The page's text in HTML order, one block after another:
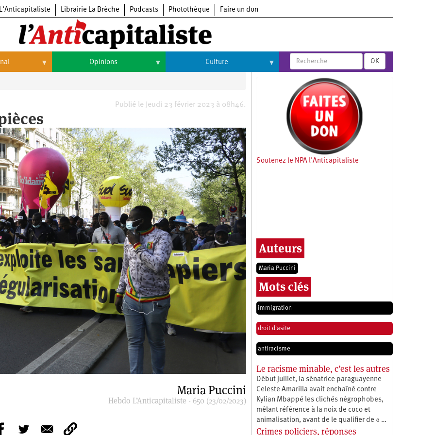
L’Anticapitaliste Librairie La Brèche Podcasts Photothèque Faire un don
Opinions Culture
Arts
Expositions
Livres
Musique
OK
Publié le Jeudi 23 février 2023 à 08h46.
Maria Puccini
Hebdo L’Anticapitaliste - 650 (23/02/2023)
Soutenez le NPA l'Anticapitaliste
Auteurs
Maria Puccini
Mots clés
immigration
droit d'asile
antiracisme
Le racisme minable, c’est les autres
Début juillet, la sénatrice paraguayenne
Celeste Amarilla avait enchaîné contre
Kylian Mbappé les clichés négrophobes,
mêlant référence à la noix de coco et
animalisation, avant de le qualifier de « …
Crimes policiers, réponses